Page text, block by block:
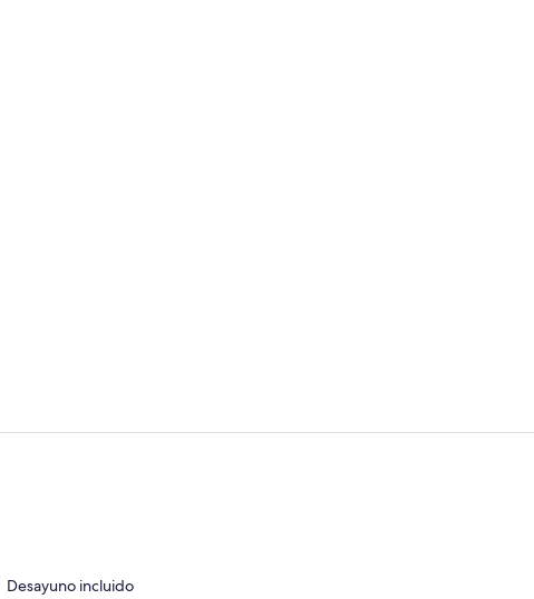
Desayuno incluido